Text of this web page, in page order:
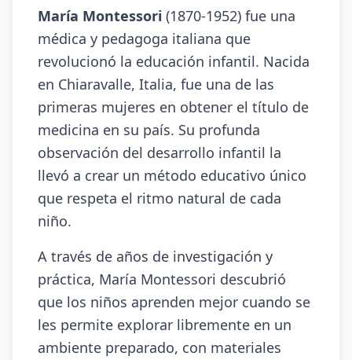
María Montessori (1870-1952) fue una
médica y pedagoga italiana que
revolucionó la educación infantil. Nacida
en Chiaravalle, Italia, fue una de las
primeras mujeres en obtener el título de
medicina en su país. Su profunda
observación del desarrollo infantil la
llevó a crear un método educativo único
que respeta el ritmo natural de cada
niño.
A través de años de investigación y
práctica, María Montessori descubrió
que los niños aprenden mejor cuando se
les permite explorar libremente en un
ambiente preparado, con materiales